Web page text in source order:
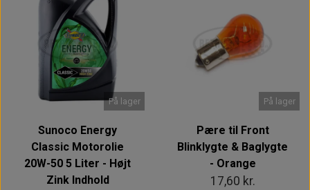
På lager
Sunoco Energy
Classic Motorolie
20W-50 5 Liter - Højt
Zink Indhold
På lager
Pære til Front
Blinklygte & Baglygte
- Orange
17,60 kr.